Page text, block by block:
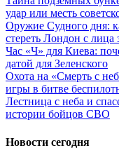
удар или месть
Оружие Судного дня:
стереть Лондон с
Час «Ч» для Киева:
датой для Зеленского
Охота на «Смерть с
игры в битве
Лестница с неба и
истории бойцов СВО
Новости сегодня